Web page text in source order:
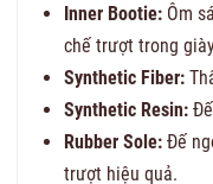
Inner Bootie: Ôm
chế trượt trong
Synthetic Fiber:
Synthetic Resin:
Rubber Sole: Đế
trượt hiệu quả.